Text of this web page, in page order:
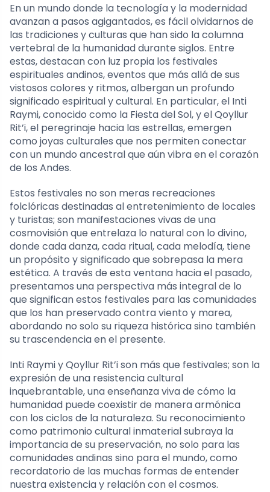
En un mundo donde la tecnología y la modernidad
avanzan a pasos agigantados, es fácil olvidarnos de
las tradiciones y culturas que han sido la columna
vertebral de la humanidad durante siglos. Entre
estas, destacan con luz propia los festivales
espirituales andinos, eventos que más allá de sus
vistosos colores y ritmos, albergan un profundo
significado espiritual y cultural. En particular, el Inti
Raymi, conocido como la Fiesta del Sol, y el Qoyllur
Rit’i, el peregrinaje hacia las estrellas, emergen
como joyas culturales que nos permiten conectar
con un mundo ancestral que aún vibra en el corazón
de los Andes.
Estos festivales no son meras recreaciones
folclóricas destinadas al entretenimiento de locales
y turistas; son manifestaciones vivas de una
cosmovisión que entrelaza lo natural con lo divino,
donde cada danza, cada ritual, cada melodía, tiene
un propósito y significado que sobrepasa la mera
estética. A través de esta ventana hacia el pasado,
presentamos una perspectiva más integral de lo
que significan estos festivales para las comunidades
que los han preservado contra viento y marea,
abordando no solo su riqueza histórica sino también
su trascendencia en el presente.
Inti Raymi y Qoyllur Rit’i son más que festivales; son la
expresión de una resistencia cultural
inquebrantable, una enseñanza viva de cómo la
humanidad puede coexistir de manera armónica
con los ciclos de la naturaleza. Su reconocimiento
como patrimonio cultural inmaterial subraya la
importancia de su preservación, no solo para las
comunidades andinas sino para el mundo, como
recordatorio de las muchas formas de entender
nuestra existencia y relación con el cosmos.